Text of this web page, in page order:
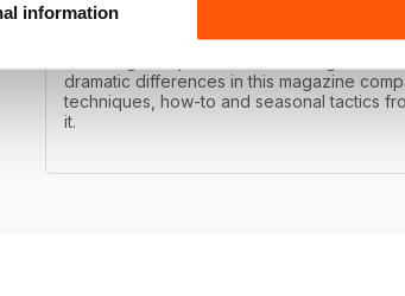
information
Bass Angler is published with the goal of
dramatic differences in this magazine
techniques, how-to and seasonal tactics
it.